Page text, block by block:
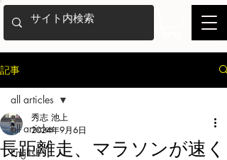
記事
all articles
English
all articles
長距離走、マラソンが速く
秀志 池上
2024年9月6日